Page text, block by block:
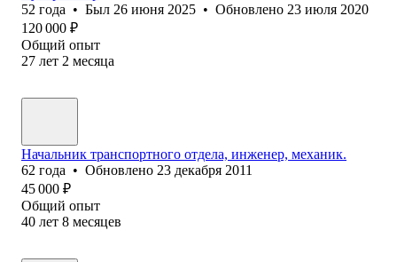
52 года • Был 26 июня 2025 • Обновлено 23 июля 2020
120 000 ₽
Общий опыт
27 лет 2 месяца
Начальник транспортного отдела, инженер, механик.
62 года • Обновлено 23 декабря 2011
45 000 ₽
Общий опыт
40 лет 8 месяцев